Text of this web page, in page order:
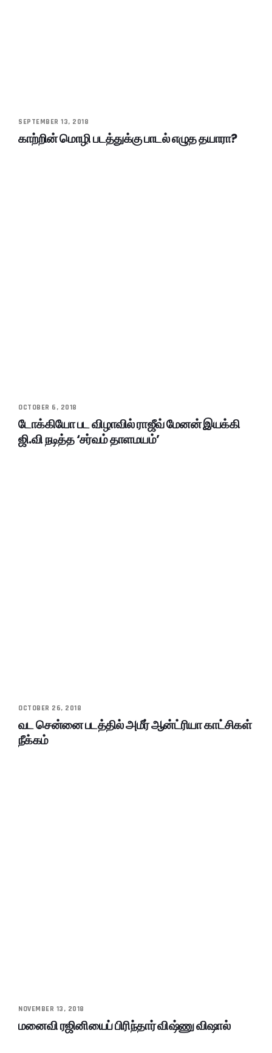
SEPTEMBER 13, 2018
காற்றின் மொழி படத்துக்கு பாடல் எழுத தயாரா?
OCTOBER 6, 2018
டோக்கியோ பட விழாவில் ராஜீவ் மேனன் இயக்கி
ஜி.வி நடித்த ‘சர்வம் தாளமயம்’
OCTOBER 26, 2018
வட சென்னை படத்தில் அமீர் ஆன்ட்ரியா காட்சிகள்
நீக்கம்
NOVEMBER 13, 2018
மனைவி ரஜினியைப் பிரிந்தார் விஷ்ணு விஷால்